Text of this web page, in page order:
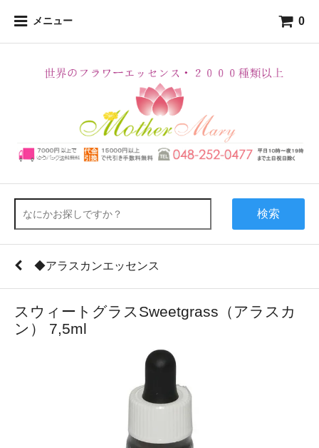
メニュー 0
検索
◆アラスカンエッセンス
スウィートグラスSweetgrass（アラスカ
ン） 7,5ml